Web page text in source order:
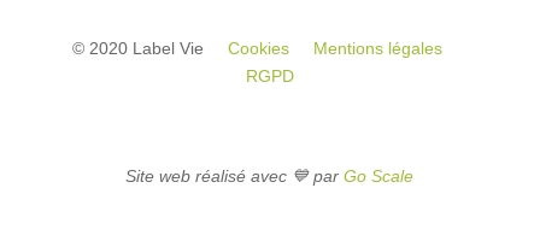
© 2020 Label VieCookies
Mentions légales
RGPD
Site web réalisé avec 💙 parGo Scale